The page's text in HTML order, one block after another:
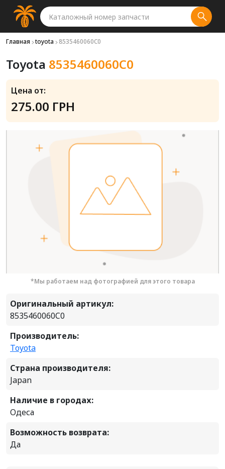
Главная toyota 8535460060C0
Toyota 8535460060C0
Цена от:
275.00 ГРН
*Мы работаем над фотографией для этого товара
Оригинальный артикул:
8535460060C0
Производитель:
Toyota
Страна производителя:
Japan
Наличие в городах:
Одеса
Возможность возврата:
Да